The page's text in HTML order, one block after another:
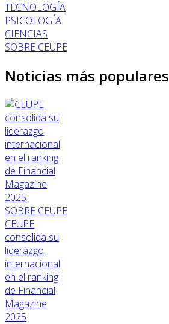
TECNOLOGÍA
PSICOLOGÍA
CIENCIAS
SOBRE CEUPE
Noticias más populares
SOBRE CEUPE
CEUPE
consolida su
liderazgo
internacional
en el ranking
de Financial
Magazine
2025